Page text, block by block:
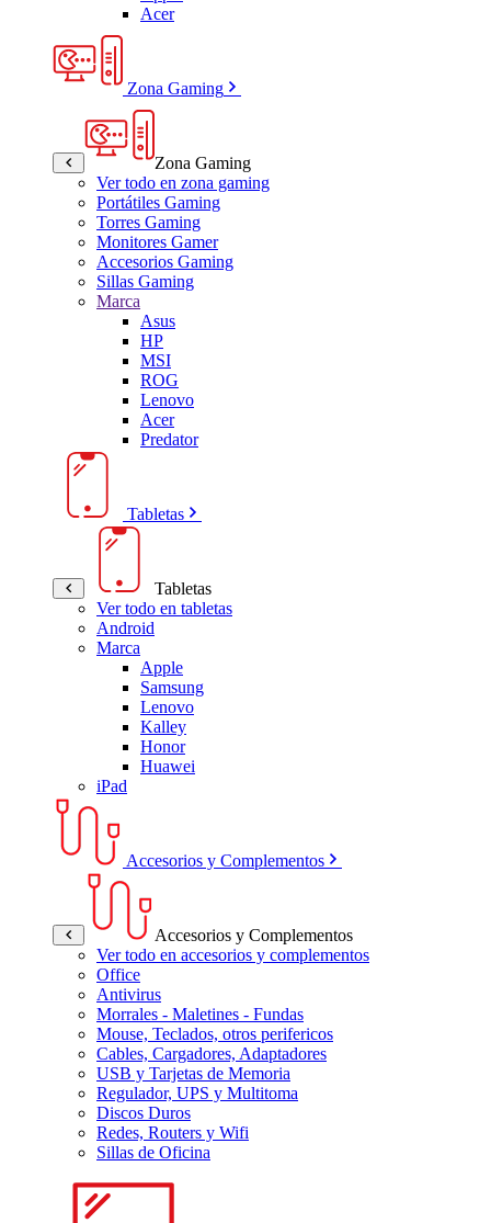
Acer
Zona Gaming
Zona Gaming
Ver todo en zona gaming
Portátiles Gaming
Torres Gaming
Monitores Gamer
Accesorios Gaming
Sillas Gaming
Marca
Asus
HP
MSI
ROG
Lenovo
Acer
Predator
Tabletas
Tabletas
Ver todo en tabletas
Android
Marca
Apple
Samsung
Lenovo
Kalley
Honor
Huawei
iPad
Accesorios y Complementos
Accesorios y Complementos
Ver todo en accesorios y complementos
Office
Antivirus
Morrales - Maletines - Fundas
Mouse, Teclados, otros perifericos
Cables, Cargadores, Adaptadores
USB y Tarjetas de Memoria
Regulador, UPS y Multitoma
Discos Duros
Redes, Routers y Wifi
Sillas de Oficina